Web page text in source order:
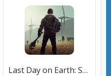
Last Day on Earth: Survival